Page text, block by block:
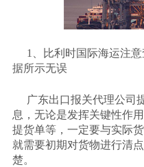
1、比利时国际海运注
据所示无误
广东出口报关代理公司
息，无论是发挥关键性作
提货单等，一定要与实际
就需要初期对货物进行清
楚。